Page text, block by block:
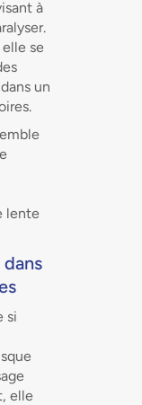
à
se
un
lente
si
elle